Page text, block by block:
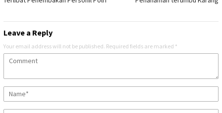
Leave a Reply
Your email address will not be published. Required fields are marked *